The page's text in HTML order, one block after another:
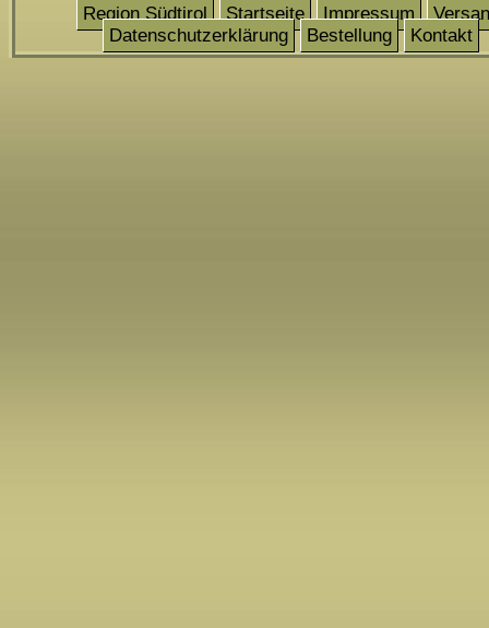
Region Südtirol Startseite Impressum
Datenschutzerklärung
Bestellung Kontakt